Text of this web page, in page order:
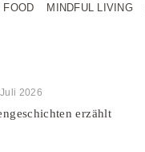
FOOD MINDFUL LIVING
2026
erzählt